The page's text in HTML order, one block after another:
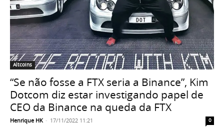
Altcoins
“Se não fosse a FTX seria a Binance”, Kim
Dotcom diz estar investigando papel de
CEO da Binance na queda da FTX
Henrique HK - 17/11/2022 11:21 0